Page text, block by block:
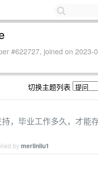
#622727, joined on 2023-
切换主题列表
，毕业工作多久，才能
bymerlinliu1